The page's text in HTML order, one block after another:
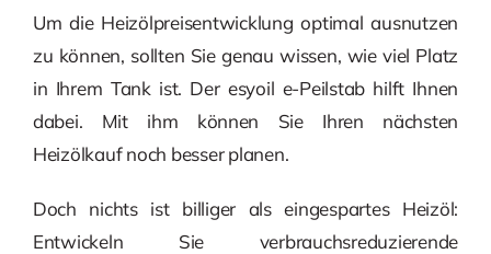
Um die Heizölpreisentwicklung optimal ausnutzen
zu können, sollten Sie genau wissen, wie viel Platz
in Ihrem Tank ist. Der esyoil e-Peilstab hilft Ihnen
dabei. Mit ihm können Sie Ihren nächsten
Heizölkauf noch besser planen.
Doch nichts ist billiger als eingespartes Heizöl:
Entwickeln Sie verbrauchsreduzierende